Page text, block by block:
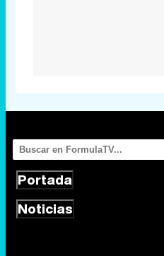
Portada
Noticias